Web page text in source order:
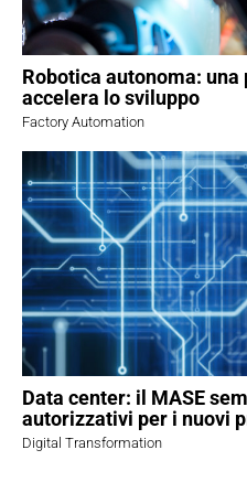
Robotica autonoma:
accelera lo sviluppo
Factory Automation
Data center: il MASE
autorizzativi per i nuovi
Digital Transformation